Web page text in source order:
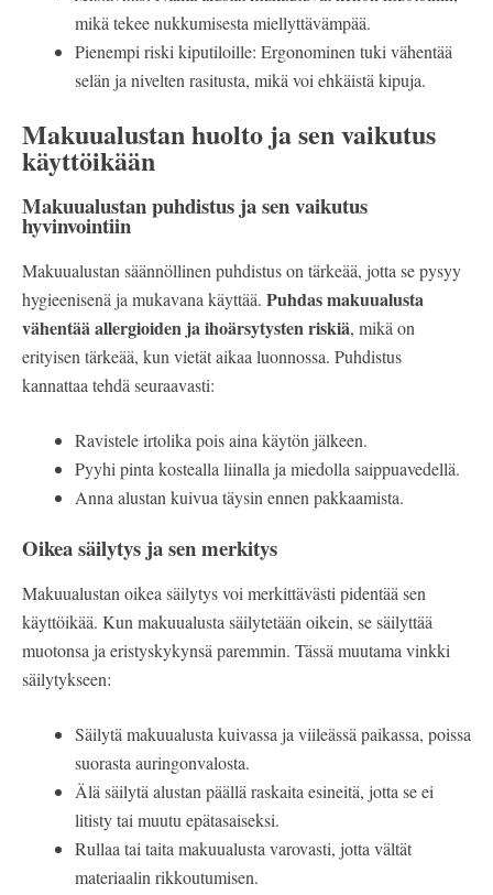
mikä tekee nukkumisesta miellyttävämpää.
Pienempi riski kiputiloille: Ergonominen tuki vähentää
selän ja nivelten rasitusta, mikä voi ehkäistä kipuja.
Makuualustan huolto ja sen vaikutus
käyttöikään
Makuualustan puhdistus ja sen vaikutus
hyvinvointiin
Makuualustan säännöllinen puhdistus on tärkeää, jotta se pysyy
hygieenisenä ja mukavana käyttää. Puhdas makuualusta
vähentää allergioiden ja ihoärsytysten riskiä, mikä on
erityisen tärkeää, kun vietät aikaa luonnossa. Puhdistus
kannattaa tehdä seuraavasti:
Ravistele irtolika pois aina käytön jälkeen.
Pyyhi pinta kostealla liinalla ja miedolla saippuavedellä.
Anna alustan kuivua täysin ennen pakkaamista.
Oikea säilytys ja sen merkitys
Makuualustan oikea säilytys voi merkittävästi pidentää sen
käyttöikää. Kun makuualusta säilytetään oikein, se säilyttää
muotonsa ja eristyskykynsä paremmin. Tässä muutama vinkki
säilytykseen:
Säilytä makuualusta kuivassa ja viileässä paikassa, poissa
suorasta auringonvalosta.
Älä säilytä alustan päällä raskaita esineitä, jotta se ei
litisty tai muutu epätasaiseksi.
Rullaa tai taita makuualusta varovasti, jotta vältät
materiaalin rikkoutumisen.